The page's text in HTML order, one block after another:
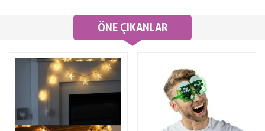
ÖNE ÇIKANLAR